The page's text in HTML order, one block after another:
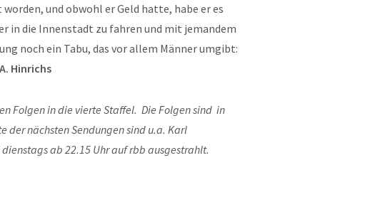
und obwohl er Geld hatte, habe er es
in die Innenstadt zu fahren und mit jemandem
noch ein Tabu, das vor allem Männer umgibt:
A. Hinrichs
Folgen in die vierte Staffel. Die Folgen sind in
der nächsten Sendungen sind u.a. Karl
ab 22.15 Uhr auf rbb ausgestrahlt.